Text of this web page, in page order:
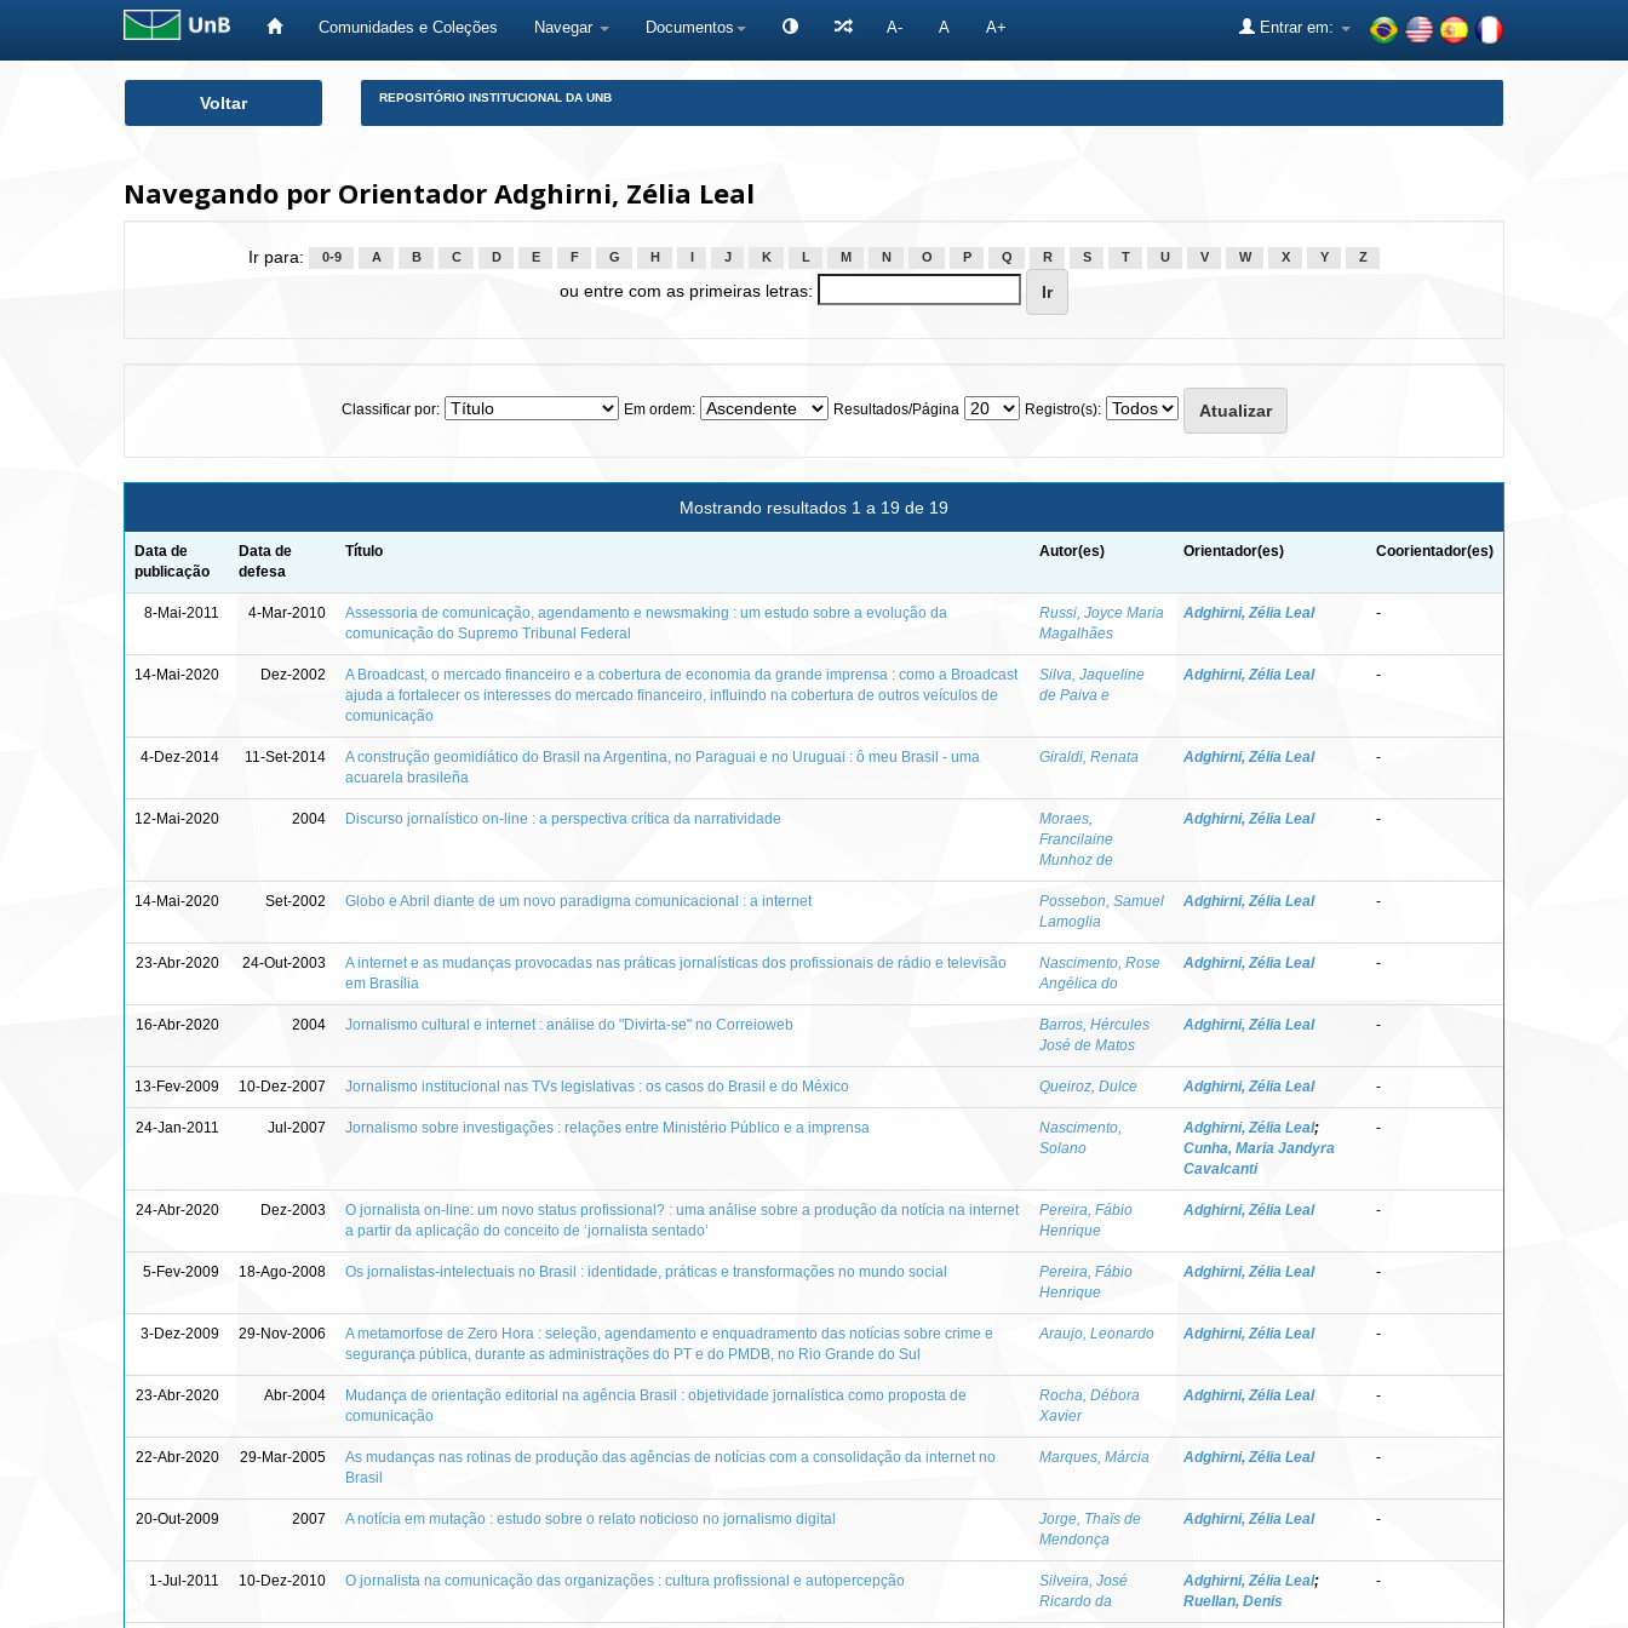
Comunidades e Coleções Navegar Documentos A- A A+ Entrar em:
Voltar REPOSITÓRIO INSTITUCIONAL DA UNB
Navegando por Orientador Adghirni, Zélia Leal
Ir para: 0-9 A B C D E F G H J K L M N O P Q R S T U V W X Y Z
ou entre com as primeiras letras:
Classificar por: Em ordem: Resultados/Página Registro(s):
Mostrando resultados 1 a 19 de 19
Data de
publicação
Data de
defesa
Título Autor(es) Orientador(es) Coorientador(es)
8-Mai-2011 4-Mar-2010
Assessoria de comunicação, agendamento e newsmaking : um estudo sobre a evolução da
comunicação do Supremo Tribunal Federal
Russi, Joyce Maria
Magalhães
Adghirni, Zélia Leal -
14-Mai-2020 Dez-2002
A Broadcast, o mercado financeiro e a cobertura de economia da grande imprensa : como a Broadcast
ajuda a fortalecer os interesses do mercado financeiro, influindo na cobertura de outros veículos de
comunicação
Silva, Jaqueline
de Paiva e
Adghirni, Zélia Leal -
4-Dez-2014 11-Set-2014
A construção geomidiático do Brasil na Argentina, no Paraguai e no Uruguai : ô meu Brasil - uma
acuarela brasileña
Giraldi, Renata Adghirni, Zélia Leal -
12-Mai-2020 2004 Discurso jornalístico on-line : a perspectiva crítica da narratividade
Moraes,
Francilaine
Munhoz de
Adghirni, Zélia Leal -
14-Mai-2020 Set-2002 Globo e Abril diante de um novo paradigma comunicacional : a internet
Possebon, Samuel
Lamoglia
Adghirni, Zélia Leal -
23-Abr-2020 24-Out-2003
A internet e as mudanças provocadas nas práticas jornalísticas dos profissionais de rádio e televisão
em Brasília
Nascimento, Rose
Angélica do
Adghirni, Zélia Leal -
16-Abr-2020 2004 Jornalismo cultural e internet : análise do "Divirta-se" no Correioweb
Barros, Hércules
José de Matos
Adghirni, Zélia Leal -
13-Fev-2009 10-Dez-2007 Jornalismo institucional nas TVs legislativas : os casos do Brasil e do México Queiroz, Dulce Adghirni, Zélia Leal -
24-Jan-2011 Jul-2007 Jornalismo sobre investigações : relações entre Ministério Público e a imprensa
Nascimento,
Solano
Adghirni, Zélia Leal;
Cunha, Maria Jandyra
Cavalcanti
-
24-Abr-2020 Dez-2003
O jornalista on-line: um novo status profissional? : uma análise sobre a produção da notícia na internet
a partir da aplicação do conceito de ‘jornalista sentado’
Pereira, Fábio
Henrique
Adghirni, Zélia Leal -
5-Fev-2009 18-Ago-2008 Os jornalistas-intelectuais no Brasil : identidade, práticas e transformações no mundo social
Pereira, Fábio
Henrique
Adghirni, Zélia Leal -
3-Dez-2009 29-Nov-2006
A metamorfose de Zero Hora : seleção, agendamento e enquadramento das notícias sobre crime e
segurança pública, durante as administrações do PT e do PMDB, no Rio Grande do Sul
Araujo, Leonardo Adghirni, Zélia Leal -
23-Abr-2020 Abr-2004
Mudança de orientação editorial na agência Brasil : objetividade jornalística como proposta de
comunicação
Rocha, Débora
Xavier
Adghirni, Zélia Leal -
22-Abr-2020 29-Mar-2005
As mudanças nas rotinas de produção das agências de notícias com a consolidação da internet no
Brasil
Marques, Márcia Adghirni, Zélia Leal -
20-Out-2009 2007 A notícia em mutação : estudo sobre o relato noticioso no jornalismo digital
Jorge, Thaïs de
Mendonça
Adghirni, Zélia Leal -
1-Jul-2011 10-Dez-2010 O jornalista na comunicação das organizações : cultura profissional e autopercepção
Silveira, José
Ricardo da
Adghirni, Zélia Leal;
Ruellan, Denis
-